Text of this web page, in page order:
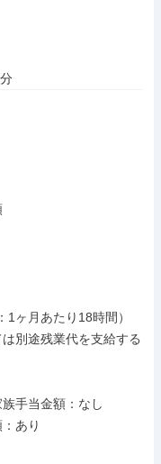
ヶ月あたり18時間）
別途残業代を支給する
手当金額：なし
あり